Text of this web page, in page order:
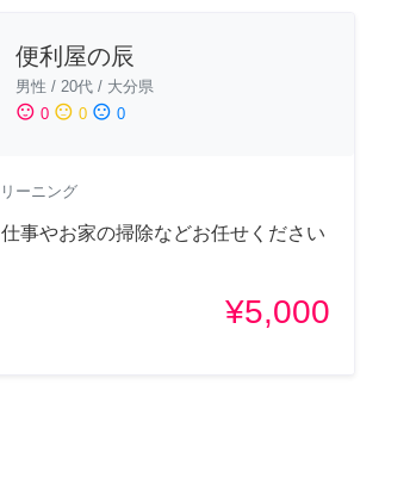
便利屋の辰
男性 / 20代 / 大分県
sentiment_satisfied 0 sentiment_neutral 0 sentiment_dissatisfied 0
ーニング
事やお家の掃除などお任せください
¥5,000